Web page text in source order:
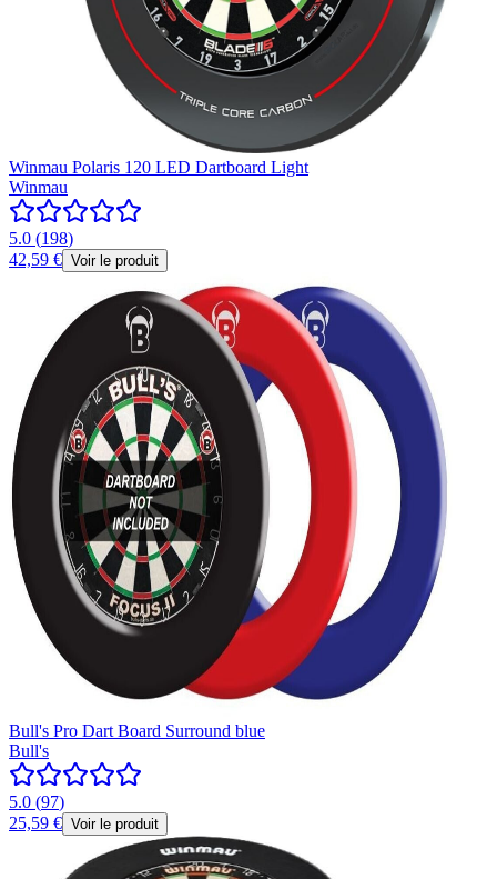
Winmau Polaris 120 LED Dartboard Light
Winmau
5.0 (198)
42,59 € Voir le produit
Bull's Pro Dart Board Surround blue
Bull's
5.0 (97)
25,59 € Voir le produit